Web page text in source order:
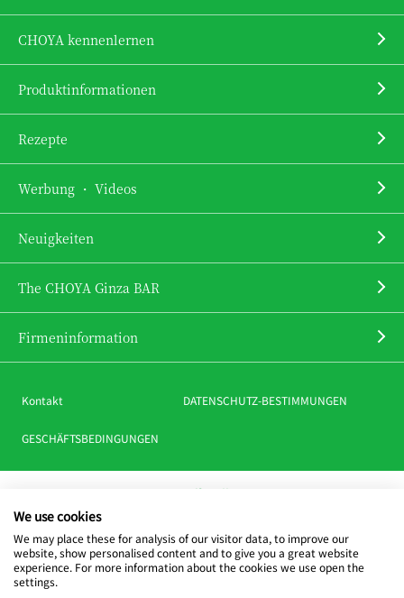
CHOYA kennenlernen
Produktinformationen
Rezepte
Werbung ・ Videos
Neuigkeiten
The CHOYA Ginza BAR
Firmeninformation
Kontakt DATENSCHUTZ-BESTIMMUNGEN
GESCHÄFTSBEDINGUNGEN
CHOYA offizielle SNS
We use cookies
We may place these for analysis of our visitor data, to improve our
website, show personalised content and to give you a great website
experience. For more information about the cookies we use open the
settings.